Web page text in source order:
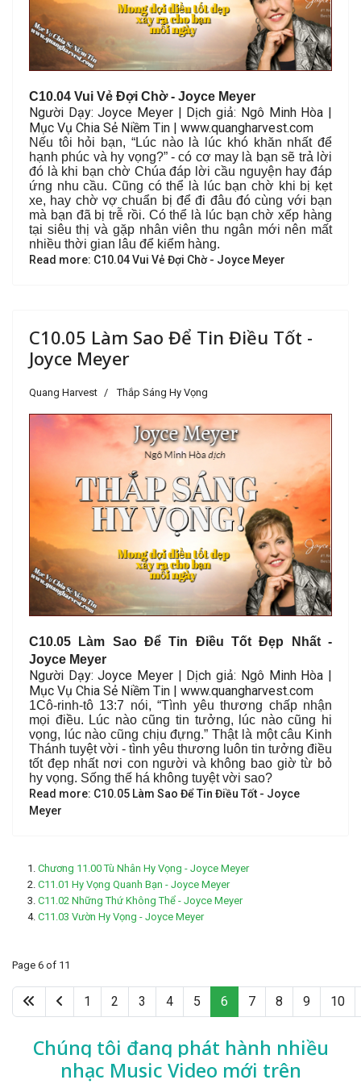
C10.04 Vui Vẻ Đợi Chờ- Joyce Meyer
Người Dạy: Joyce Meyer | Dịch giả: Ngô Minh Hòa |
Mục Vụ Chia Sẻ Niềm Tin | www.quangharvest.com
Nếu tôi hỏi bạn, “Lúc nào là lúc khó khăn nhất để
hạnh phúc và hy vọng?” - có cơ may là bạn sẽ trả lời
đó là khi bạn chờ Chúa đáp lời cầu nguyện hay đáp
ứng nhu cầu. Cũng có thể là lúc bạn chờ khi bị kẹt
xe, hay chờ vợ chuẩn bị để đi đâu đó cùng với bạn
mà bạn đã bị trễ rồi. Có thể là lúc bạn chờ xếp hàng
tại siêu thị và gặp nhân viên thu ngân mới nên mất
nhiều thời gian lâu để kiểm hàng.
Read more: C10.04 Vui Vẻ Đợi Chờ - Joyce Meyer
C10.05 Làm Sao Để Tin Điều Tốt -
Joyce Meyer
Quang Harvest Thắp Sáng Hy Vọng
C10.05 Làm Sao Để Tin Điều Tốt Đẹp Nhất-
Joyce Meyer
Người Dạy: Joyce Meyer | Dịch giả: Ngô Minh Hòa |
Mục Vụ Chia Sẻ Niềm Tin | www.quangharvest.com
1Cô-rinh-tô 13:7 nói, “Tình yêu thương chấp nhận
mọi điều. Lúc nào cũng tin tưởng, lúc nào cũng hi
vọng, lúc nào cũng chịu đựng.” Thật là một câu Kinh
Thánh tuyệt vời - tình yêu thương luôn tin tưởng điều
tốt đẹp nhất nơi con người và không bao giờ từ bỏ
hy vọng. Sống thế há không tuyệt vời sao?
Read more: C10.05 Làm Sao Để Tin Điều Tốt - Joyce
Meyer
Chương 11.00 Tù Nhân Hy Vọng - Joyce Meyer
C11.01 Hy Vọng Quanh Bạn - Joyce Meyer
C11.02 Những Thứ Không Thể - Joyce Meyer
C11.03 Vườn Hy Vọng - Joyce Meyer
Page 6 of 11
1 2 3 4 5 6 7 8 9 10
Chúng tôi đang phát hành nhiều
nhạc Music Video mới trên